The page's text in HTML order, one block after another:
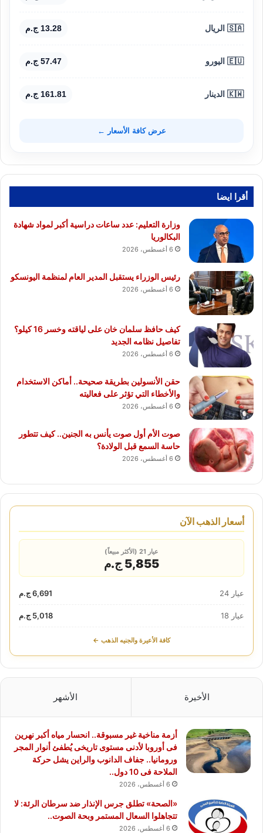
🇸🇦 الريال 13.28 ج.م
🇪🇺 اليورو 57.47 ج.م
🇰🇼 الدينار 161.81 ج.م
عرض كافة الأسعار ←
أقرا ايضا
وزارة التعليم: عدد ساعات دراسية أكبر لمواد شهادة
البكالوريا
6 أغسطس، 2026
رئيس الوزراء يستقبل المدير العام لمنظمة اليونسكو
6 أغسطس، 2026
كيف حافظ سلمان خان على لياقته وخسر 16 كيلو؟
تفاصيل نظامه الجديد
6 أغسطس، 2026
حقن الأنسولين بطريقة صحيحة.. أماكن الاستخدام
والأخطاء التي تؤثر على فعاليته
6 أغسطس، 2026
صوت الأم أول صوت يأنس به الجنين.. كيف تتطور
حاسة السمع قبل الولادة؟
6 أغسطس، 2026
أسعار الذهب الآن
عيار 21 (الأكثر مبيعاً)
5,855 ج.م
عيار 24 6,691 ج.م
عيار 18 5,018 ج.م
كافة الأعيرة والجنيه الذهب ←
الأخيرة الأشهر
أزمة مناخية غير مسبوقة.. انحسار مياه أكبر نهرين
فى أوروبا لأدنى مستوى تاريخى يُطفئ أنوار المجر
ورومانيا.. جفاف الدانوب والراين يشل حركة
الملاحة فى 10 دول..
6 أغسطس، 2026
«الصحة» تطلق جرس الإنذار ضد سرطان الرئة: لا
تتجاهلوا السعال المستمر وبحة الصوت..
6 أغسطس، 2026